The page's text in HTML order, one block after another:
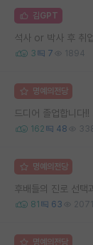
김GPT
석사 or 박사 후 취
3 7 1894
명예의전당
드디어 졸업합니다
162 48
명예의전당
81 63
명예의전당